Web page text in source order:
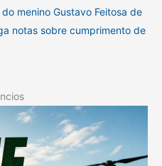
menino Gustavo Feitosa de
notas sobre cumprimento de